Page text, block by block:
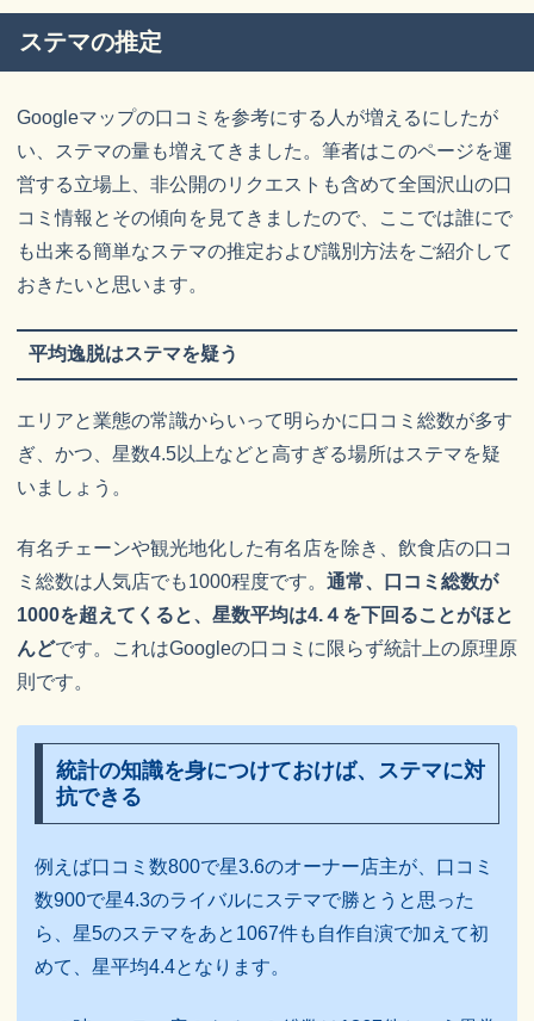
ステマの推定
Googleマップの口コミを参考にする人が増えるにしたが
い、ステマの量も増えてきました。筆者はこのページを運
営する立場上、非公開のリクエストも含めて全国沢山の口
コミ情報とその傾向を見てきましたので、ここでは誰にで
も出来る簡単なステマの推定および識別方法をご紹介して
おきたいと思います。
平均逸脱はステマを疑う
エリアと業態の常識からいって明らかに口コミ総数が多す
ぎ、かつ、星数4.5以上などと高すぎる場所はステマを疑
いましょう。
有名チェーンや観光地化した有名店を除き、飲食店の口コ
ミ総数は人気店でも1000程度です。 通常、口コミ総数が
1000を超えてくると、星数平均は4.４を下回ることがほと
んどです。これはGoogleの口コミに限らず統計上の原理原
則です。
統計の知識を身につけておけば、ステマに対
抗できる
例えば口コミ数800で星3.6のオーナー店主が、口コミ
数900で星4.3のライバルにステマで勝とうと思った
ら、星5のステマをあと1067件も自作自演で加えて初
めて、星平均4.4となります。